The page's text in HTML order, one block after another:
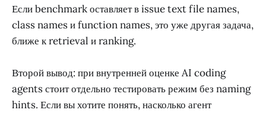
Если benchmark оставляет в issue text file names,
class names и function names, это уже другая задача,
ближе к retrieval и ranking.
Второй вывод: при внутренней оценке AI coding
agents стоит отдельно тестировать режим без naming
hints. Если вы хотите понять, насколько агент